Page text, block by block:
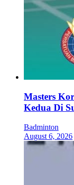
Masters
Kedua Di
Badminton
August 6, 2026